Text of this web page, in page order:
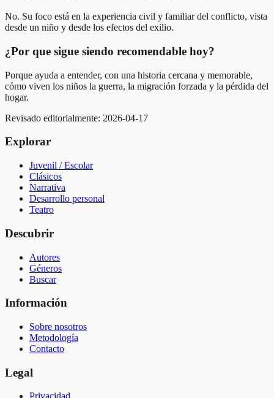
No. Su foco está en la experiencia civil y familiar del conflicto, vista
desde un niño y desde los efectos del exilio.
¿Por que sigue siendo recomendable hoy?
Porque ayuda a entender, con una historia cercana y memorable,
cómo viven los niños la guerra, la migración forzada y la pérdida del
hogar.
Revisado editorialmente: 2026-04-17
Explorar
Juvenil / Escolar
Clásicos
Narrativa
Desarrollo personal
Teatro
Descubrir
Autores
Géneros
Buscar
Información
Sobre nosotros
Metodología
Contacto
Legal